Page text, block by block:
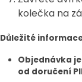
kolečka na
Důležité
Objednávka
od doručení